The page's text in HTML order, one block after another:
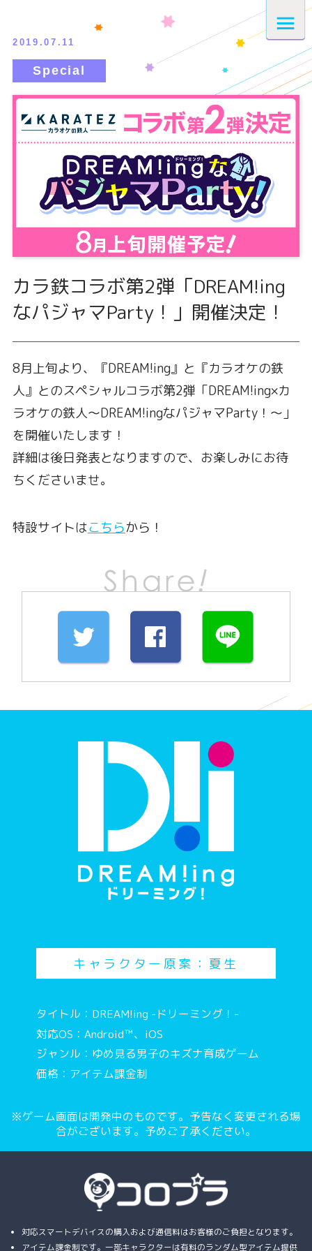
2019.07.11
カラ鉄コラボ第2弾「DREAM!ing
なパジャマParty！」開催決定！
8月上旬より、『DREAM!ing』と『カラオケの鉄
人』とのスペシャルコラボ第2弾「DREAM!ing×カ
ラオケの鉄人～DREAM!ingなパジャマParty！～」
を開催いたします！
詳細は後日発表となりますので、お楽しみにお待
ちくださいませ。
特設サイトはこちらから！
キャラクター原案：夏生
タイトル：DREAM!ing -ドリーミング！-
対応OS：Android™、iOS
ジャンル：ゆめ見る男子のキズナ育成ゲーム
価格：アイテム課金制
※ゲーム画面は開発中のものです。予告なく変更される場
合がございます。予めご了承ください。
対応スマートデバイスの購入および通信料はお客様のご負担となります。
アイテム課金制です。一部キャラクターは有料のランダム型アイテム提供